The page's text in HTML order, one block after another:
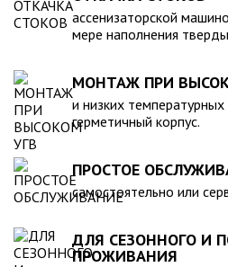
компанией, произведена в полном
действующими стандартами и
экологическом отношении.
ассенизаторской
мере наполнения
МОНТАЖ ПРИ
и низких температурных
герметичный корпус.
ПРОСТОЕ
самостоятельно или
ДЛЯ СЕЗОННОГО И
ПРОЖИВАНИЯ